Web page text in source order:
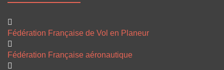
Fédération Française de Vol en Planeur
Fédération Française aéronautique